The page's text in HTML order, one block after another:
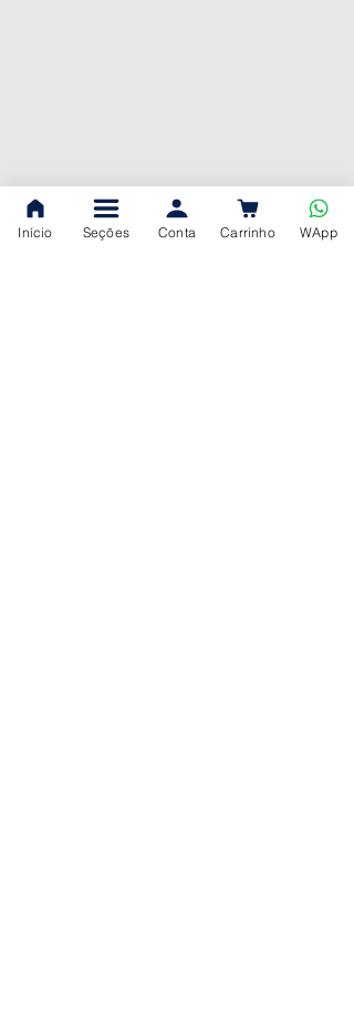
Início Seções Conta Carrinho WApp